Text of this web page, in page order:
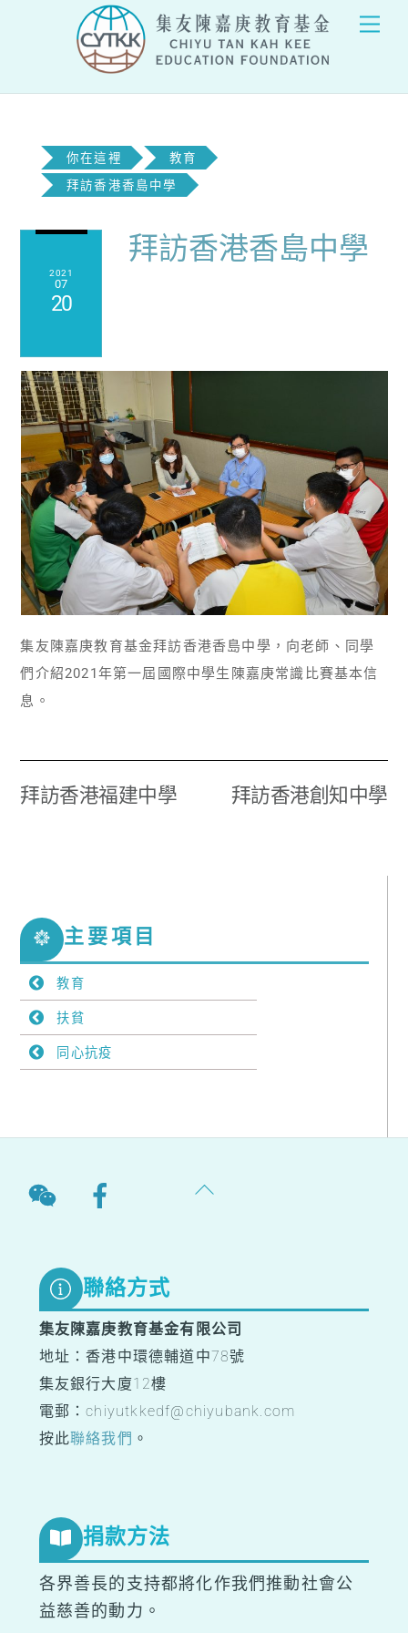
你在這裡
教育
拜訪香港香島中學
2021
07
20
拜訪香港香島中學
集友陳嘉庚教育基金拜訪香港香島中學，向老師、同學
們介紹2021年第一屆國際中學生陳嘉庚常識比賽基本信
息。
拜訪香港福建中學 拜訪香港創知中學
主要項目
教育
扶貧
同心抗疫
Back
聯絡方式
集友陳嘉庚教育基金有限公司
地址：香港中環德輔道中78號
集友銀行大廈12樓
電郵：chiyutkkedf@chiyubank.com
按此聯絡我們 。
捐款方法
各界善長的支持都將化作我們推動社會公
益慈善的動力。